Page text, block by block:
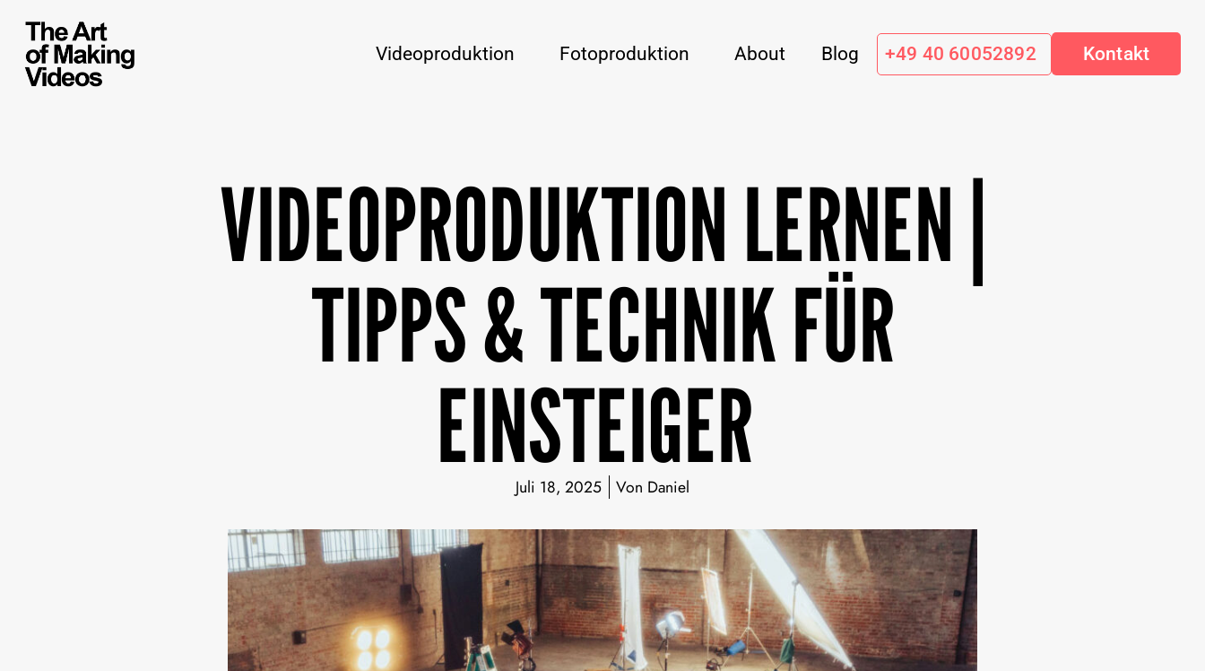
Videoproduktion Fotoproduktion About Blog +49 40 60052892 Kontakt
VIDEOPRODUKTION LERNEN |
TIPPS & TECHNIK FÜR
EINSTEIGER
Juli 18, 2025 Von Daniel